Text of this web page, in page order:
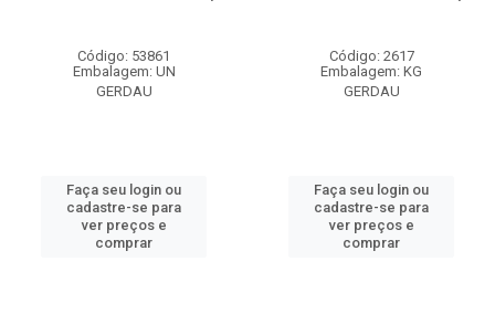
Código: 53861
Embalagem: UN
GERDAU
Faça seu login ou
cadastre-se para
ver preços e
comprar
Código: 2617
Embalagem: KG
GERDAU
Faça seu login ou
cadastre-se para
ver preços e
comprar